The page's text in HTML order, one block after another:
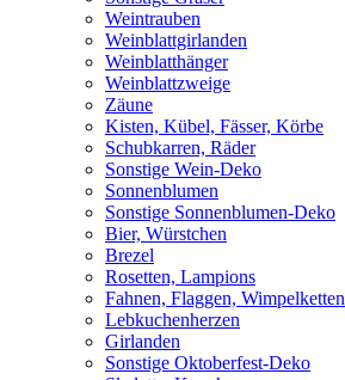
Weintrauben
Weinblattgirlanden
Weinblatthänger
Weinblattzweige
Zäune
Kisten, Kübel, Fässer, Körbe
Schubkarren, Räder
Sonstige Wein-Deko
Sonnenblumen
Sonstige Sonnenblumen-Deko
Bier, Würstchen
Brezel
Rosetten, Lampions
Fahnen, Flaggen, Wimpelketten
Lebkuchenherzen
Girlanden
Sonstige Oktoberfest-Deko